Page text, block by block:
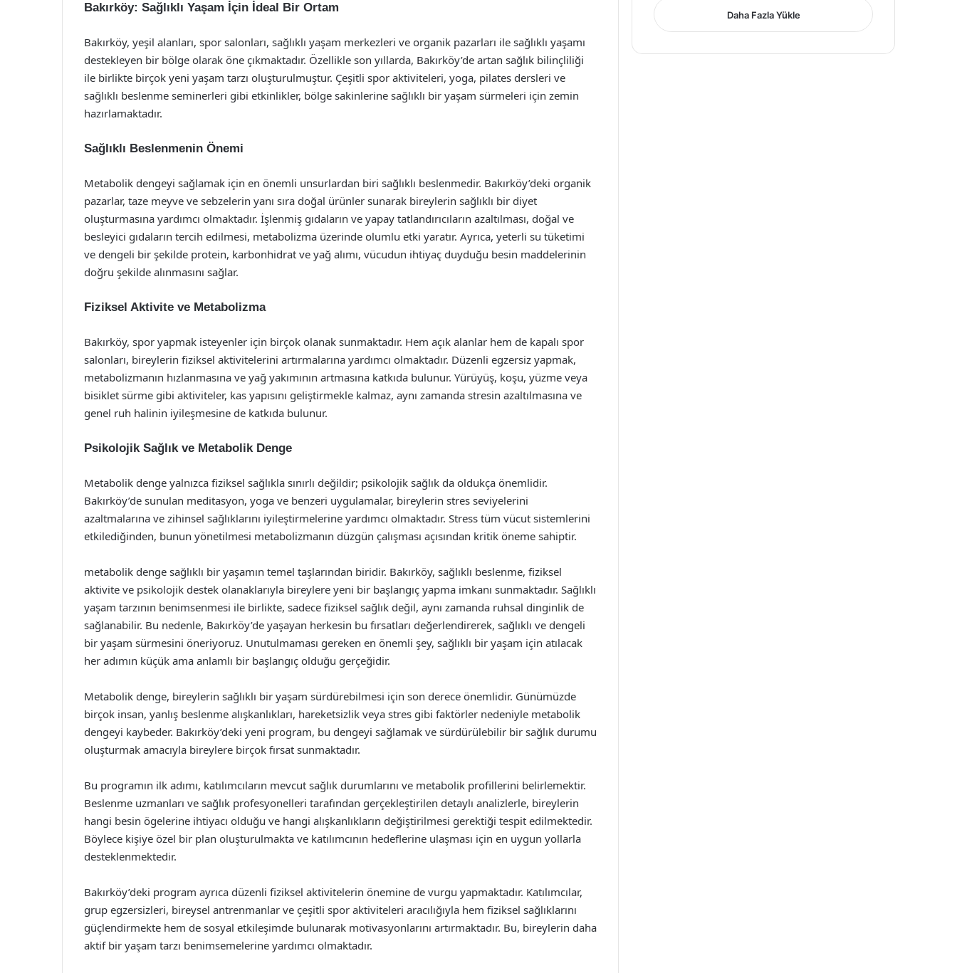
Bakırköy: Sağlıklı Yaşam İçin İdeal Bir Ortam
Bakırköy, yeşil alanları, spor salonları, sağlıklı yaşam merkezleri ve organik pazarları ile sağlıklı yaşamı
destekleyen bir bölge olarak öne çıkmaktadır. Özellikle son yıllarda, Bakırköy’de artan sağlık bilinçliliği
ile birlikte birçok yeni yaşam tarzı oluşturulmuştur. Çeşitli spor aktiviteleri, yoga, pilates dersleri ve
sağlıklı beslenme seminerleri gibi etkinlikler, bölge sakinlerine sağlıklı bir yaşam sürmeleri için zemin
hazırlamaktadır.
Sağlıklı Beslenmenin Önemi
Metabolik dengeyi sağlamak için en önemli unsurlardan biri sağlıklı beslenmedir. Bakırköy’deki organik
pazarlar, taze meyve ve sebzelerin yanı sıra doğal ürünler sunarak bireylerin sağlıklı bir diyet
oluşturmasına yardımcı olmaktadır. İşlenmiş gıdaların ve yapay tatlandırıcıların azaltılması, doğal ve
besleyici gıdaların tercih edilmesi, metabolizma üzerinde olumlu etki yaratır. Ayrıca, yeterli su tüketimi
ve dengeli bir şekilde protein, karbonhidrat ve yağ alımı, vücudun ihtiyaç duyduğu besin maddelerinin
doğru şekilde alınmasını sağlar.
Fiziksel Aktivite ve Metabolizma
Bakırköy, spor yapmak isteyenler için birçok olanak sunmaktadır. Hem açık alanlar hem de kapalı spor
salonları, bireylerin fiziksel aktivitelerini artırmalarına yardımcı olmaktadır. Düzenli egzersiz yapmak,
metabolizmanın hızlanmasına ve yağ yakımının artmasına katkıda bulunur. Yürüyüş, koşu, yüzme veya
bisiklet sürme gibi aktiviteler, kas yapısını geliştirmekle kalmaz, aynı zamanda stresin azaltılmasına ve
genel ruh halinin iyileşmesine de katkıda bulunur.
Psikolojik Sağlık ve Metabolik Denge
Metabolik denge yalnızca fiziksel sağlıkla sınırlı değildir; psikolojik sağlık da oldukça önemlidir.
Bakırköy’de sunulan meditasyon, yoga ve benzeri uygulamalar, bireylerin stres seviyelerini
azaltmalarına ve zihinsel sağlıklarını iyileştirmelerine yardımcı olmaktadır. Stress tüm vücut sistemlerini
etkilediğinden, bunun yönetilmesi metabolizmanın düzgün çalışması açısından kritik öneme sahiptir.
metabolik denge sağlıklı bir yaşamın temel taşlarından biridir. Bakırköy, sağlıklı beslenme, fiziksel
aktivite ve psikolojik destek olanaklarıyla bireylere yeni bir başlangıç yapma imkanı sunmaktadır. Sağlıklı
yaşam tarzının benimsenmesi ile birlikte, sadece fiziksel sağlık değil, aynı zamanda ruhsal dinginlik de
sağlanabilir. Bu nedenle, Bakırköy’de yaşayan herkesin bu fırsatları değerlendirerek, sağlıklı ve dengeli
bir yaşam sürmesini öneriyoruz. Unutulmaması gereken en önemli şey, sağlıklı bir yaşam için atılacak
her adımın küçük ama anlamlı bir başlangıç olduğu gerçeğidir.
Metabolik denge, bireylerin sağlıklı bir yaşam sürdürebilmesi için son derece önemlidir. Günümüzde
birçok insan, yanlış beslenme alışkanlıkları, hareketsizlik veya stres gibi faktörler nedeniyle metabolik
dengeyi kaybeder. Bakırköy’deki yeni program, bu dengeyi sağlamak ve sürdürülebilir bir sağlık durumu
oluşturmak amacıyla bireylere birçok fırsat sunmaktadır.
Bu programın ilk adımı, katılımcıların mevcut sağlık durumlarını ve metabolik profillerini belirlemektir.
Beslenme uzmanları ve sağlık profesyonelleri tarafından gerçekleştirilen detaylı analizlerle, bireylerin
hangi besin ögelerine ihtiyacı olduğu ve hangi alışkanlıkların değiştirilmesi gerektiği tespit edilmektedir.
Böylece kişiye özel bir plan oluşturulmakta ve katılımcının hedeflerine ulaşması için en uygun yollarla
desteklenmektedir.
Bakırköy’deki program ayrıca düzenli fiziksel aktivitelerin önemine de vurgu yapmaktadır. Katılımcılar,
grup egzersizleri, bireysel antrenmanlar ve çeşitli spor aktiviteleri aracılığıyla hem fiziksel sağlıklarını
güçlendirmekte hem de sosyal etkileşimde bulunarak motivasyonlarını artırmaktadır. Bu, bireylerin daha
aktif bir yaşam tarzı benimsemelerine yardımcı olmaktadır.
Daha Fazla Yükle